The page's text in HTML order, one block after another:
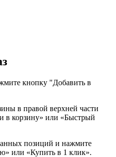
кнопку "Добавить в
в правой верхней части
в корзину» или «Быстрый
позиций и нажмите
или «Купить в 1 клик».